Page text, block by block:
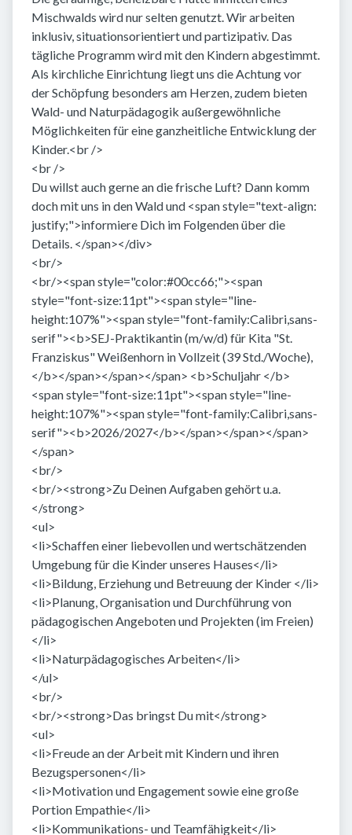
Mischwalds wird nur selten genutzt. Wir arbeiten
inklusiv, situationsorientiert und partizipativ. Das
tägliche Programm wird mit den Kindern abgestimmt.
Als kirchliche Einrichtung liegt uns die Achtung vor
der Schöpfung besonders am Herzen, zudem bieten
Wald- und Naturpädagogik außergewöhnliche
Möglichkeiten für eine ganzheitliche Entwicklung der
Kinder.<br />
<br />
Du willst auch gerne an die frische Luft? Dann komm
doch mit uns in den Wald und <span style="text-align:
justify;">informiere Dich im Folgenden über die
Details. </span></div>
<br/>
<br/><span style="color:#00cc66;"><span
style="font-size:11pt"><span style="line-
height:107%"><span style="font-family:Calibri,sans-
serif"><b>SEJ-Praktikantin (m/w/d) für Kita "St.
Franziskus" Weißenhorn in Vollzeit (39 Std./Woche),
</b></span></span></span> <b>Schuljahr </b>
<span style="font-size:11pt"><span style="line-
height:107%"><span style="font-family:Calibri,sans-
serif"><b>2026/2027</b></span></span></span>
</span>
<br/>
<br/><strong>Zu Deinen Aufgaben gehört u.a.
</strong>
<ul>
<li>Schaffen einer liebevollen und wertschätzenden
Umgebung für die Kinder unseres Hauses</li>
<li>Bildung, Erziehung und Betreuung der Kinder </li>
<li>Planung, Organisation und Durchführung von
pädagogischen Angeboten und Projekten (im Freien)
</li>
<li>Naturpädagogisches Arbeiten</li>
</ul>
<br/>
<br/><strong>Das bringst Du mit</strong>
<ul>
<li>Freude an der Arbeit mit Kindern und ihren
Bezugspersonen</li>
<li>Motivation und Engagement sowie eine große
Portion Empathie</li>
<li>Kommunikations- und Teamfähigkeit</li>